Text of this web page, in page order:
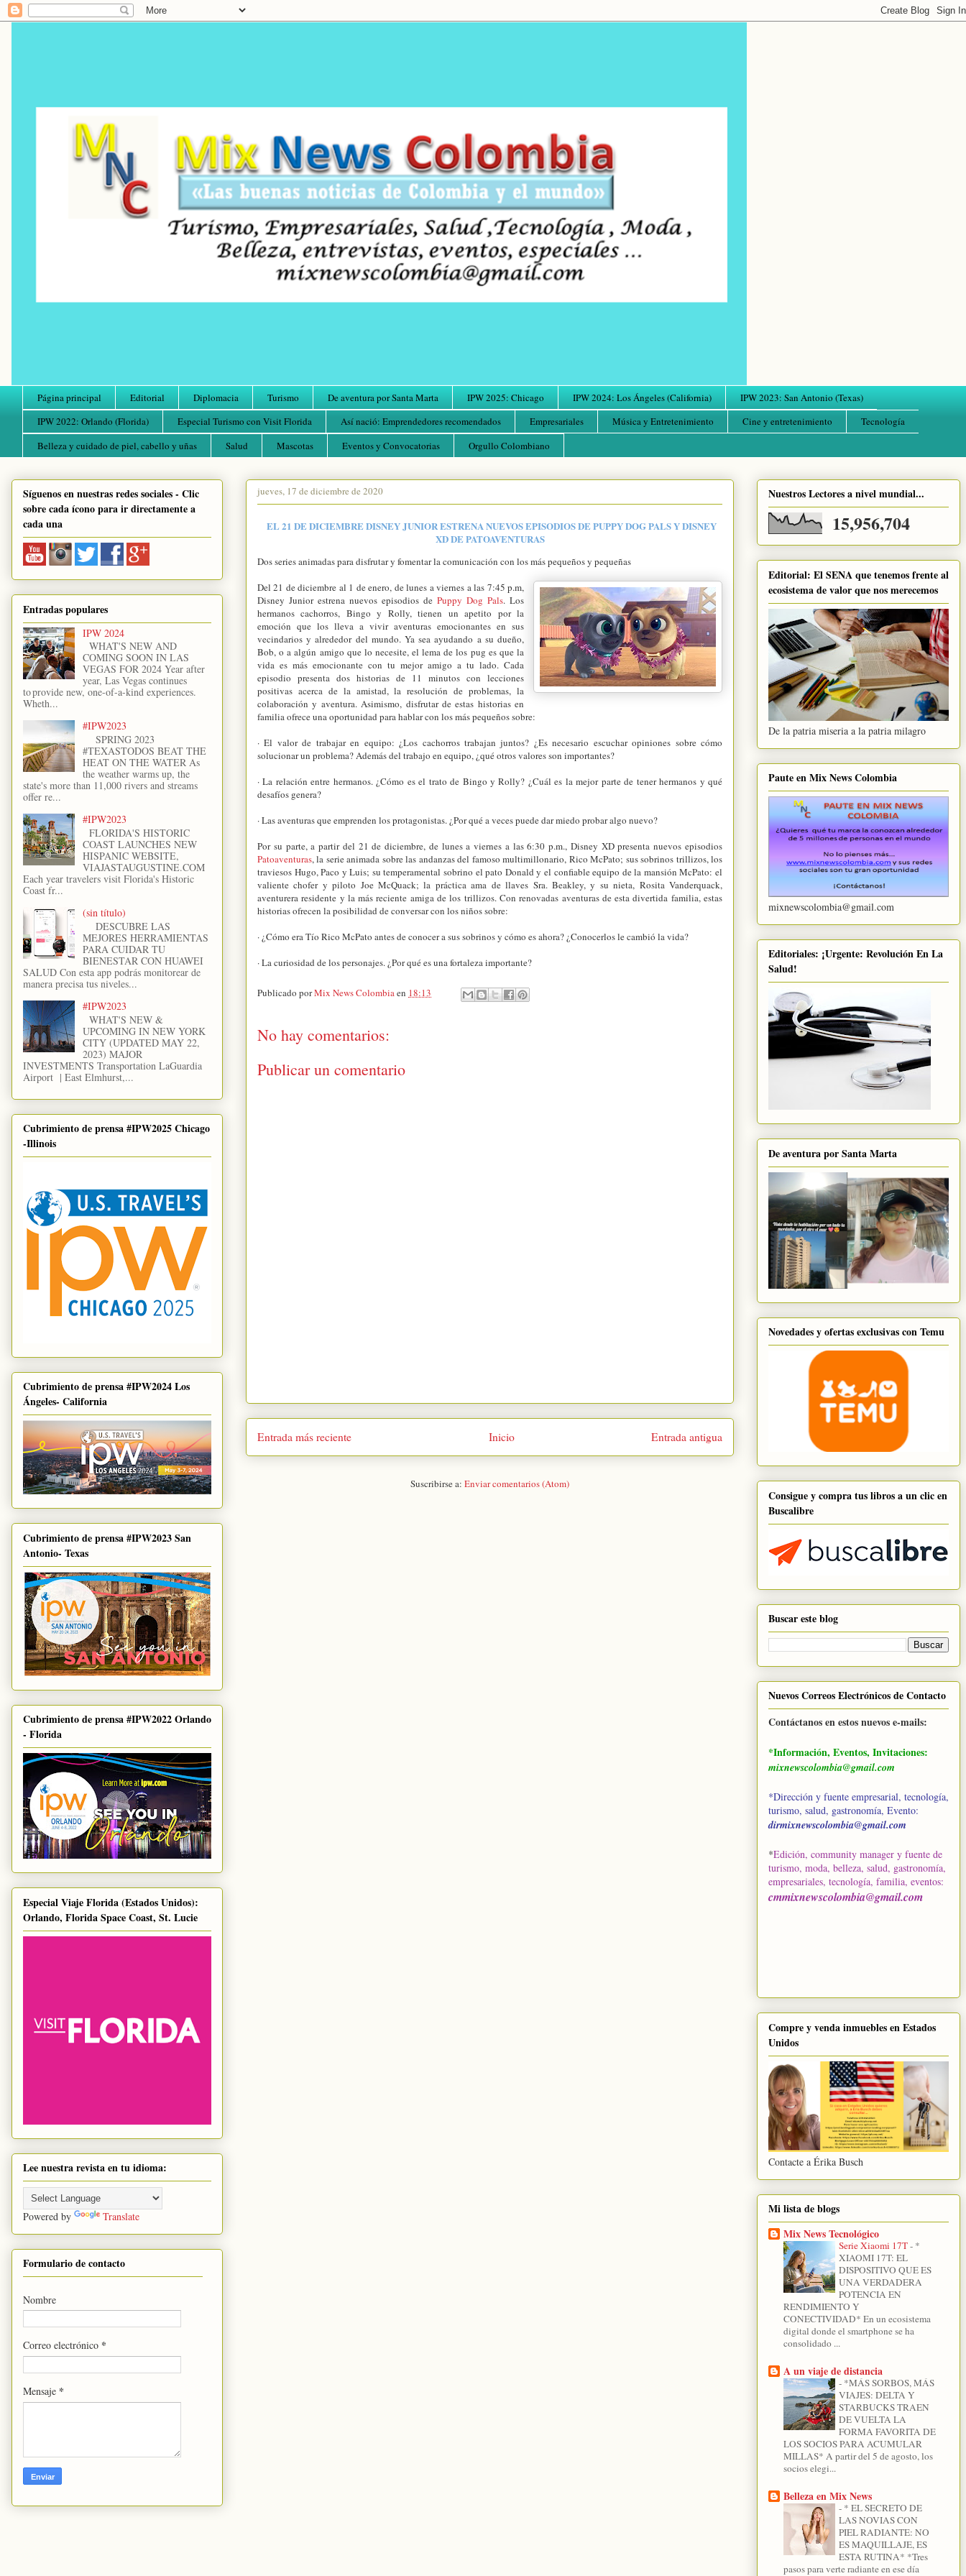
Página principal Editorial Diplomacia Turismo De aventura por Santa Marta IPW 2025: Chicago IPW 2024: Los Ángeles (California)
IPW 2023: San Antonio (Texas)
IPW 2022: Orlando (Florida)
Especial Turismo con Visit Florida Así nació: Emprendedores recomendados Empresariales Música y Entretenimiento Cine y entretenimiento
Tecnología
Belleza y cuidado de piel, cabello y uñas
Salud Mascotas Eventos y Convocatorias Orgullo Colombiano
jueves, 17 de diciembre de 2020
EL 21 DE DICIEMBRE DISNEY JUNIOR ESTRENA NUEVOS EPISODIOS DE PUPPY DOG PALS Y DISNEY
XD DE PATOAVENTURAS
Dos series animadas para disfrutar y fomentar la comunicación con los más pequeños y pequeñas
Del 21 de diciembre al 1 de enero, de lunes a viernes a las 7:45 p.m,
Disney Junior estrena nuevos episodios de Puppy Dog Pals. Los
hermanos cachorros, Bingo y Rolly, tienen un apetito por la
emoción que los lleva a vivir aventuras emocionantes en sus
vecindarios y alrededor del mundo. Ya sea ayudando a su dueño,
Bob, o a algún amigo que lo necesite, el lema de los pug es que la
vida es más emocionante con tu mejor amigo a tu lado. Cada
episodio presenta dos historias de 11 minutos con lecciones
positivas acerca de la amistad, la resolución de problemas, la
colaboración y aventura. Asimismo, disfrutar de estas historias en
familia ofrece una oportunidad para hablar con los más pequeños sobre:
· El valor de trabajar en equipo: ¿Los cachorros trabajan juntos? ¿Es necesario escuchar opiniones sobre cómo
solucionar un problema? Además del trabajo en equipo, ¿qué otros valores son importantes?
· La relación entre hermanos. ¿Cómo es el trato de Bingo y Rolly? ¿Cuál es la mejor parte de tener hermanos y qué
desafíos genera?
· Las aventuras que emprenden los protagonistas. ¿Por qué a veces puede dar miedo probar algo nuevo?
Por su parte, a partir del 21 de diciembre, de lunes a viernes a las 6:30 p.m., Disney XD presenta nuevos episodios
Patoaventuras, la serie animada sobre las andanzas del famoso multimillonario, Rico McPato; sus sobrinos trillizos, los
traviesos Hugo, Paco y Luis; su temperamental sobrino el pato Donald y el confiable equipo de la mansión McPato: el
valiente chofer y piloto Joe McQuack; la práctica ama de llaves Sra. Beakley, y su nieta, Rosita Vanderquack,
aventurera residente y la más reciente amiga de los trillizos. Con renovadas aventuras de esta divertida familia, estas
historias ofrecen la posibilidad de conversar con los niños sobre:
· ¿Cómo era Tío Rico McPato antes de conocer a sus sobrinos y cómo es ahora? ¿Conocerlos le cambió la vida?
· La curiosidad de los personajes. ¿Por qué es una fortaleza importante?
Publicado porMix News Colombiaen 18:13
No hay comentarios:
Publicar un comentario
Entrada más reciente Entrada antigua
Inicio
Suscribirse a: Enviar comentarios (Atom)
Síguenos en nuestras redes sociales - Clic
sobre cada ícono para ir directamente a
cada una
Entradas populares
IPW 2024
WHAT'S NEW AND
COMING SOON IN LAS
VEGAS FOR 2024 Year after
year, Las Vegas continues
to provide new, one-of-a-kind experiences.
Wheth...
#IPW2023
SPRING 2023
#TEXASTODOS BEAT THE
HEAT ON THE WATER As
the weather warms up, the
state's more than 11,000 rivers and streams
offer re...
#IPW2023
FLORIDA'S HISTORIC
COAST LAUNCHES NEW
HISPANIC WEBSITE,
VIAJASTAUGUSTINE.COM
Each year travelers visit Florida's Historic
Coast fr...
(sin título)
DESCUBRE LAS
MEJORES HERRAMIENTAS
PARA CUIDAR TU
BIENESTAR CON HUAWEI
SALUD Con esta app podrás monitorear de
manera precisa tus niveles...
#IPW2023
WHAT'S NEW &
UPCOMING IN NEW YORK
CITY (UPDATED MAY 22,
2023) MAJOR
INVESTMENTS Transportation LaGuardia
Airport | East Elmhurst,...
Cubrimiento de prensa #IPW2025 Chicago
-Illinois
Cubrimiento de prensa #IPW2024 Los
Ángeles- California
Cubrimiento de prensa #IPW2023 San
Antonio- Texas
Cubrimiento de prensa #IPW2022 Orlando
- Florida
Especial Viaje Florida (Estados Unidos):
Orlando, Florida Space Coast, St. Lucie
Lee nuestra revista en tu idioma:
Powered by Translate
Formulario de contacto
Nombre
Correo electrónico *
Mensaje *
Nuestros Lectores a nivel mundial...
15,956,704
Editorial: El SENA que tenemos frente al
ecosistema de valor que nos merecemos
De la patria miseria a la patria milagro
Paute en Mix News Colombia
mixnewscolombia@gmail.com
Editoriales: ¡Urgente: Revolución En La
Salud!
De aventura por Santa Marta
Novedades y ofertas exclusivas con Temu
Consigue y compra tus libros a un clic en
Buscalibre
Buscar este blog
Nuevos Correos Electrónicos de Contacto
Contáctanos en estos nuevos e-mails:
*Información, Eventos, Invitaciones:
mixnewscolombia@gmail.com
*Dirección y fuente empresarial, tecnología,
turismo, salud, gastronomía, Evento:
dirmixnewscolombia@gmail.com
*Edición, community manager y fuente de
turismo, moda, belleza, salud, gastronomía,
empresariales, tecnología, familia, eventos:
cmmixnewscolombia@gmail.com
Compre y venda inmuebles en Estados
Unidos
Contacte a Érika Busch
Mi lista de blogs
Mix News Tecnológico
Serie Xiaomi 17T- *
XIAOMI 17T: EL
DISPOSITIVO QUE ES
UNA VERDADERA
POTENCIA EN
RENDIMIENTO Y
CONECTIVIDAD* En un ecosistema
digital donde el smartphone se ha
consolidado ...
A un viaje de distancia
- *MÁS SORBOS, MÁS
VIAJES: DELTA Y
STARBUCKS TRAEN
DE VUELTA LA
FORMA FAVORITA DE
LOS SOCIOS PARA ACUMULAR
MILLAS* A partir del 5 de agosto, los
socios elegi...
Belleza en Mix News
- * EL SECRETO DE
LAS NOVIAS CON
PIEL RADIANTE: NO
ES MAQUILLAJE, ES
ESTA RUTINA* *Tres
pasos para verte radiante en ese día